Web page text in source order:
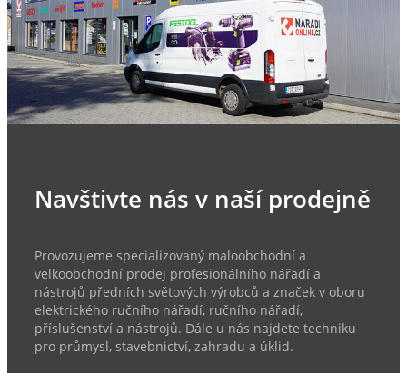
Navštivte nás v naší prodejně
Provozujeme specializovaný maloobchodní a
velkoobchodní prodej profesionálního nářadí a
nástrojů předních světových výrobců a značek v oboru
elektrického ručního nářadí, ručního nářadí,
příslušenství a nástrojů. Dále u nás najdete techniku
pro průmysl, stavebnictví, zahradu a úklid.